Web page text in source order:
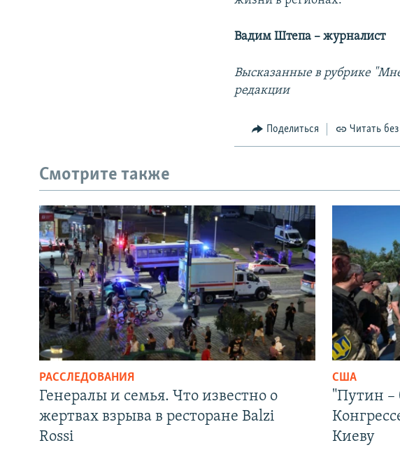
Вадим Штепа – журналист
Высказанные в рубрике
редакции
Поделиться Читать без
Смотрите также
РАССЛЕДОВАНИЯ
Генералы и семья. Что известно о
жертвах взрыва в ресторане Balzi
Rossi
США
"Путин –
Киеву